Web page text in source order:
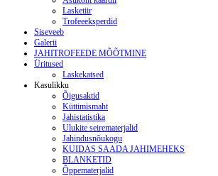
Lasketiir
Trofeeeksperdid
Siseveeb
Galerii
JAHITROFEEDE MÕÕTMINE
Üritused
Laskekatsed
Kasulikku
Õigusaktid
Küttimismaht
Jahistatistika
Ulukite seirematerjalid
Jahindusnõukogu
KUIDAS SAADA JAHIMEHEKS
BLANKETID
Õppematerjalid